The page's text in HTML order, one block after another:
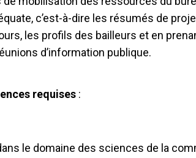
c’est-à-dire les résumés de
les profils des bailleurs et en
d’information publique.
requises :
le domaine des sciences de la